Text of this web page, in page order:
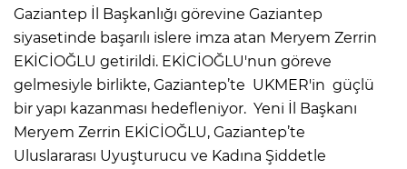
Gaziantep İl Başkanlığı görevine Gaziantep
siyasetinde başarılı islere imza atan Meryem Zerrin
EKİCİOĞLU getirildi. EKİCİOĞLU'nun göreve
gelmesiyle birlikte, Gaziantep’te UKMER'in güçlü
bir yapı kazanması hedefleniyor. Yeni İl Başkanı
Meryem Zerrin EKİCİOĞLU, Gaziantep’te
Uluslararası Uyuşturucu ve Kadına Şiddetle